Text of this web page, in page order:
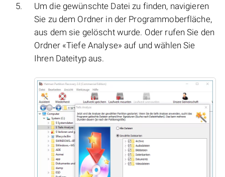
Um die gewünschte Datei zu finden, navigieren
Sie zu dem Ordner in der Programmoberfläche,
aus dem sie gelöscht wurde. Oder rufen Sie den
Ordner «Tiefe Analyse» auf und wählen Sie
Ihren Dateityp aus.